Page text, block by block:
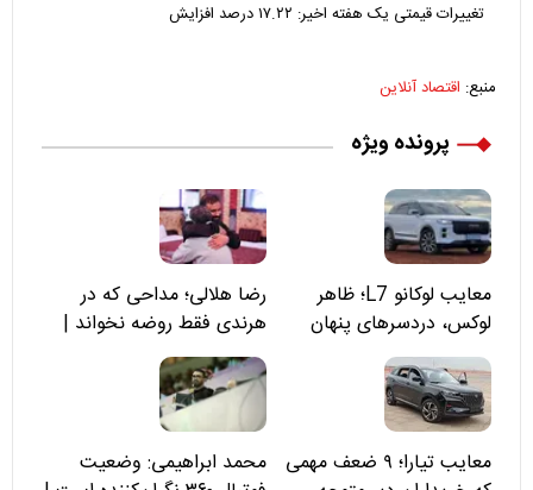
تغییرات قیمتی یک هفته اخیر: ۱۷.۲۲ درصد افزایش
منبع: اقتصاد آنلاین
پرونده ویژه
معایب لوکانو L7؛ ظاهر
لوکس، دردسرهای پنهان
رضا هلالی؛ مداحی که در
هرندی فقط روضه نخواند |
مسئولان «تکیه‌گاه آقا مرتضی
علی(ع)» را جدی‌تر ببینند
معایب تیارا؛ ۹ ضعف مهمی
محمد ابراهیمی: وضعیت